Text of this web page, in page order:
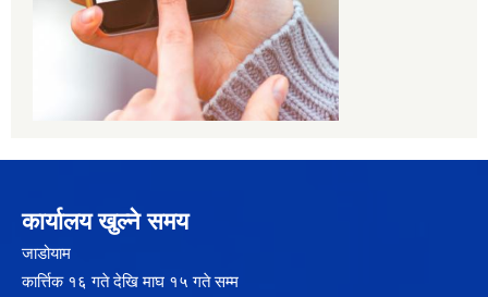
कार्यालय खुल्ने समय
जाडोयाम
कार्त्तिक १६ गते देखि माघ १५ गते सम्म